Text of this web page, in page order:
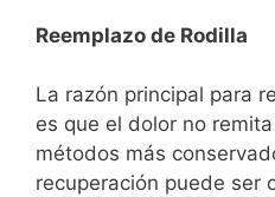
Reemplazo de Rodilla
La razón principal para
es que el dolor no
métodos más
recuperación puede ser